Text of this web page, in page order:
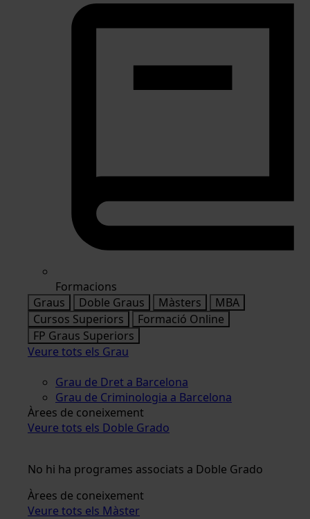
Formacions
Graus
Doble Graus Màsters
MBA
Cursos Superiors
Formació Online
FP Graus Superiors
Veure tots els Grau
Grau de Dret a Barcelona
Grau de Criminologia a Barcelona
Àrees de coneixement
Veure tots els Doble Grado
No hi ha programes associats a Doble Grado
Àrees de coneixement
Veure tots els Màster